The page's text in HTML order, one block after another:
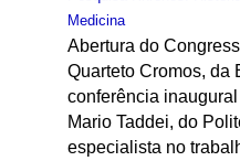
Medicina
Abertura do
Quarteto Cromos, da
conferência
Mario Taddei, do
especialista no